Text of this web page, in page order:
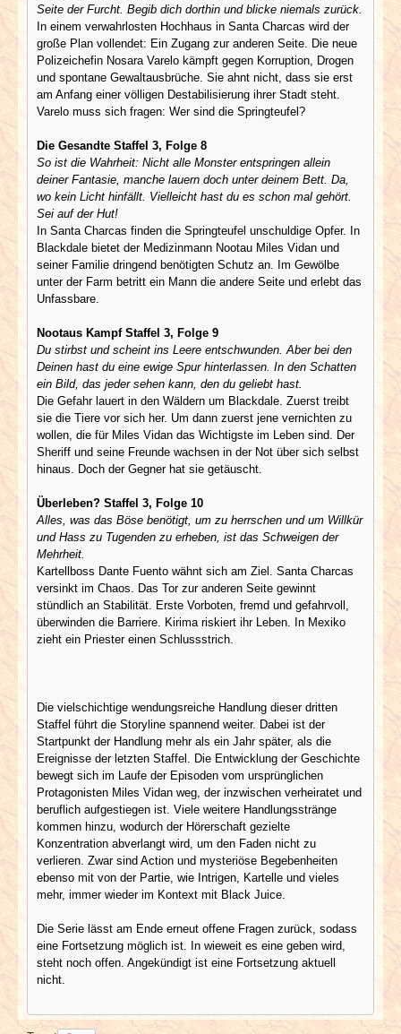
Seite der Furcht. Begib dich dorthin und blicke niemals zurück.
In einem verwahrlosten Hochhaus in Santa Charcas wird der
große Plan vollendet: Ein Zugang zur anderen Seite. Die neue
Polizeichefin Nosara Varelo kämpft gegen Korruption, Drogen
und spontane Gewaltausbrüche. Sie ahnt nicht, dass sie erst
am Anfang einer völligen Destabilisierung ihrer Stadt steht.
Varelo muss sich fragen: Wer sind die Springteufel?
Die Gesandte Staffel 3, Folge 8
So ist die Wahrheit: Nicht alle Monster entspringen allein
deiner Fantasie, manche lauern doch unter deinem Bett. Da,
wo kein Licht hinfällt. Vielleicht hast du es schon mal gehört.
Sei auf der Hut!
In Santa Charcas finden die Springteufel unschuldige Opfer. In
Blackdale bietet der Medizinmann Nootau Miles Vidan und
seiner Familie dringend benötigten Schutz an. Im Gewölbe
unter der Farm betritt ein Mann die andere Seite und erlebt das
Unfassbare.
Nootaus Kampf Staffel 3, Folge 9
Du stirbst und scheint ins Leere entschwunden. Aber bei den
Deinen hast du eine ewige Spur hinterlassen. In den Schatten
ein Bild, das jeder sehen kann, den du geliebt hast.
Die Gefahr lauert in den Wäldern um Blackdale. Zuerst treibt
sie die Tiere vor sich her. Um dann zuerst jene vernichten zu
wollen, die für Miles Vidan das Wichtigste im Leben sind. Der
Sheriff und seine Freunde wachsen in der Not über sich selbst
hinaus. Doch der Gegner hat sie getäuscht.
Überleben? Staffel 3, Folge 10
Alles, was das Böse benötigt, um zu herrschen und um Willkür
und Hass zu Tugenden zu erheben, ist das Schweigen der
Mehrheit.
Kartellboss Dante Fuento wähnt sich am Ziel. Santa Charcas
versinkt im Chaos. Das Tor zur anderen Seite gewinnt
stündlich an Stabilität. Erste Vorboten, fremd und gefahrvoll,
überwinden die Barriere. Kirima riskiert ihr Leben. In Mexiko
zieht ein Priester einen Schlussstrich.
Die vielschichtige wendungsreiche Handlung dieser dritten
Staffel führt die Storyline spannend weiter. Dabei ist der
Startpunkt der Handlung mehr als ein Jahr später, als die
Ereignisse der letzten Staffel. Die Entwicklung der Geschichte
bewegt sich im Laufe der Episoden vom ursprünglichen
Protagonisten Miles Vidan weg, der inzwischen verheiratet und
beruflich aufgestiegen ist. Viele weitere Handlungsstränge
kommen hinzu, wodurch der Hörerschaft gezielte
Konzentration abverlangt wird, um den Faden nicht zu
verlieren. Zwar sind Action und mysteriöse Begebenheiten
ebenso mit von der Partie, wie Intrigen, Kartelle und vieles
mehr, immer wieder im Kontext mit Black Juice.
Die Serie lässt am Ende erneut offene Fragen zurück, sodass
eine Fortsetzung möglich ist. In wieweit es eine geben wird,
steht noch offen. Angekündigt ist eine Fortsetzung aktuell
nicht.